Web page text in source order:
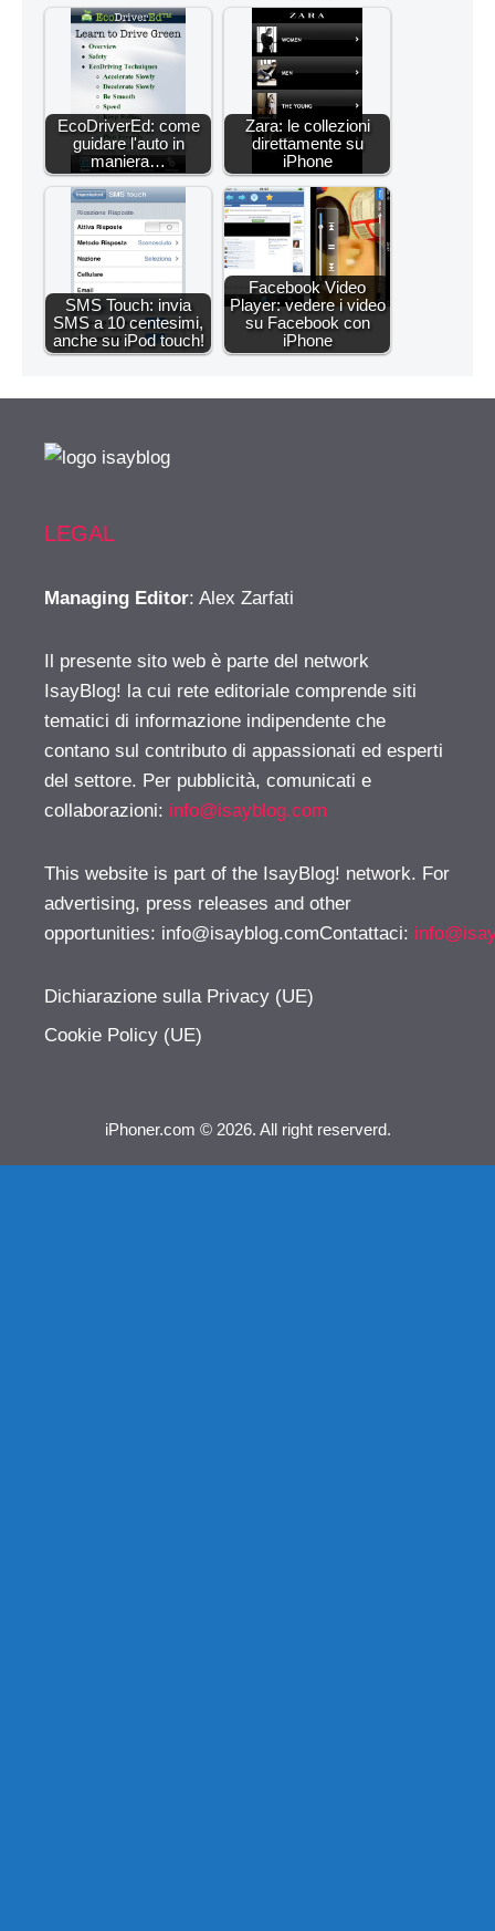
EcoDriverEd: come
guidare l'auto in
maniera…
Zara: le collezioni
direttamente su
iPhone
SMS Touch: invia
SMS a 10 centesimi,
anche su iPod touch!
Facebook Video
Player: vedere i video
su Facebook con
iPhone
LEGAL
Managing Editor: Alex Zarfati
Il presente sito web è parte del network
IsayBlog! la cui rete editoriale comprende siti
tematici di informazione indipendente che
contano sul contributo di appassionati ed esperti
del settore. Per pubblicità, comunicati e
collaborazioni: info@isayblog.com
This website is part of the IsayBlog! network. For
advertising, press releases and other
opportunities: info@isayblog.comContattaci:
Dichiarazione sulla Privacy (UE)
Cookie Policy (UE)
iPhoner.com © 2026. All right reserverd.